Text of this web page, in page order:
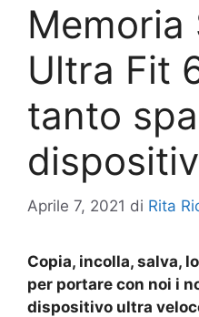
Memoria
Ultra Fit
tanto
Aprile 7, 2021 di Rita
Copia, incolla, salva,
per portare con noi i
dispositivo ultra